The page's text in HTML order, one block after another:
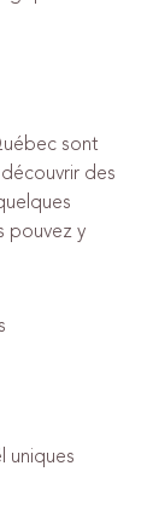
sont
des
pouvez y
uniques